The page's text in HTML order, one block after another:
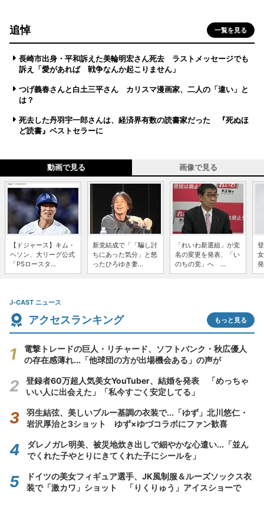
追悼 一覧を見る
長崎市出身・平和訴えた美輪明宏さん死去 ラストメッセージでも
訴え「愛があれば 戦争なんか起こりません」
つげ義春さんと白土三平さん カリスマ漫画家、二人の「違い」と
は？
死去した丹羽宇一郎さんは、経済界有数の読書家だった 『死ぬほ
ど読書』ベストセラーに
動画で見る 画像で見る
【ドジャース】キム・
ヘソン、大リーグ公式
「PSロースタ...
新党結成で「「騙し討
ちにあった気分」と怒
ったひろゆき妻...
「れいわ新選組」が党
名の変更を発表、「い
のちの党」へ ...
J-CAST ニュース
アクセスランキング もっと見る
電撃トレードの巨人・リチャード、ソフトバンク・秋広優人
の存在感薄れ...「他球団の方が出場機会ある」の声が
登録者60万超人気美女YouTuber、結婚を発表 「めっちゃ
いい人に出会えた」「私今すごく安定してる」
羽生結弦、美しいブルー基調の衣装で...「ゆず」北川悠仁・
岩沢厚治と3ショット ゆず×ゆづコラボにファン歓喜
ダレノガレ明美、被災地炊き出しで細やかな心遣い...「並ん
でくれた子やとりにきてくれた子にシールを」
ドイツの美女フィギュア選手、JK風制服＆ルーズソックス衣
装で「激カワ」ショット 「りくりゅう」アイスショーで